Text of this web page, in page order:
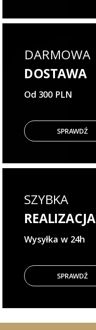
DARMOWA
DOSTAWA
Od 300 PLN
SPRAWDŹ
SZYBKA
REALIZACJA
Wysyłka w 24h
SPRAWDŹ